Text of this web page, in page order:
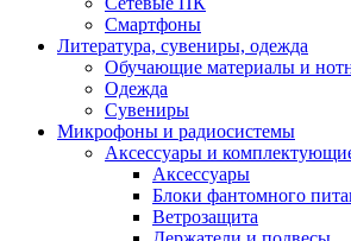
Смартфоны
Литература, сувениры, одежда
Обучающие материалы и
Одежда
Сувениры
Микрофоны и радиосистемы
Аксессуары и
Аксессуары
Блоки фантомного
Ветрозащита